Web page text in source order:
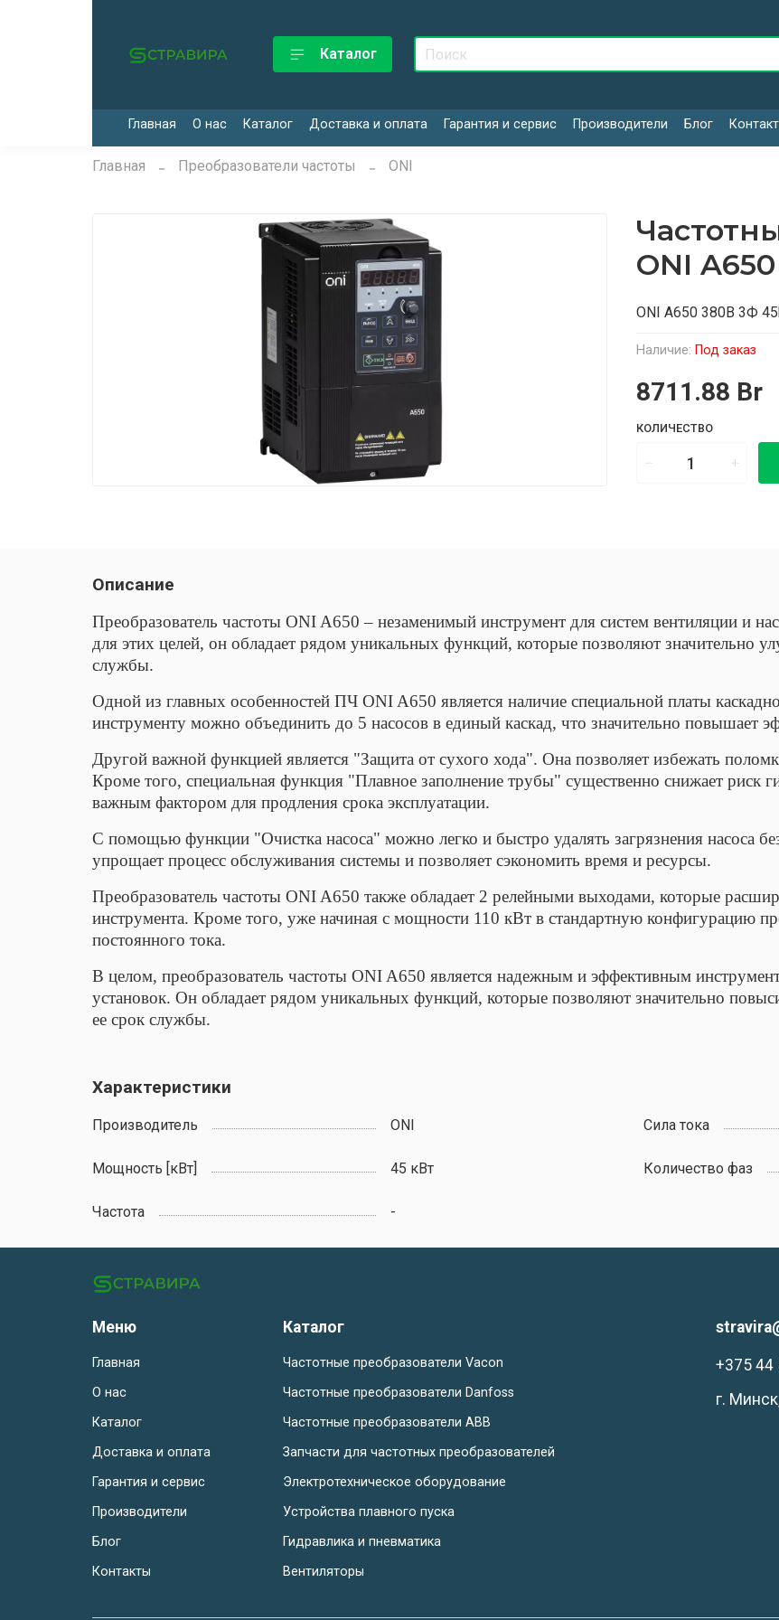
Каталог
Главная О нас Каталог Доставка и оплата Гарантия и сервис Производители Блог
Главная Преобразователи частоты ONI
Наличие: Под заказ
ONI
8711.88 Br
КОЛИЧЕСТВО
ONI A650 380В 3Ф
Описание
Преобразователь частоты ONI A650 – незаменимый инструмент для систем вентиляции и
для этих целей, он обладает рядом уникальных функций, которые позволяют значительно
службы.
Одной из главных особенностей ПЧ ONI A650 является наличие специальной платы
инструменту можно объединить до 5 насосов в единый каскад, что значительно повышает
Другой важной функцией является "Защита от сухого хода". Она позволяет избежать
Кроме того, специальная функция "Плавное заполнение трубы" существенно снижает риск
важным фактором для продления срока эксплуатации.
С помощью функции "Очистка насоса" можно легко и быстро удалять загрязнения насоса
упрощает процесс обслуживания системы и позволяет сэкономить время и ресурсы.
Преобразователь частоты ONI A650 также обладает 2 релейными выходами, которые
инструмента. Кроме того, уже начиная с мощности 110 кВт в стандартную конфигурацию
постоянного тока.
В целом, преобразователь частоты ONI A650 является надежным и эффективным
установок. Он обладает рядом уникальных функций, которые позволяют значительно
ее срок службы.
Характеристики
Производитель ONI Сила тока
Мощность [кВт] 45 кВт Количество фаз
Частота -
Меню
Главная
О нас
Каталог
Доставка и оплата
Гарантия и сервис
Производители
Блог
Контакты
Каталог
Частотные преобразователи Vacon
Частотные преобразователи Danfoss
Частотные преобразователи ABB
Запчасти для частотных преобразователей
Электротехническое оборудование
Устройства плавного пуска
Гидравлика и пневматика
Вентиляторы
+375 44
г.